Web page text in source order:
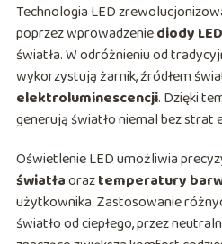
Technologia LED
poprzez wprowadzeniediody LED
światła. W odróżnieniu od
wykorzystują żarnik, źródłem
elektroluminescencji. Dzięki
generują światło niemal bez strat
Oświetlenie LED umożliwia
światłaoraztemperatury
użytkownika. Zastosowanie
światło od ciepłego, przez